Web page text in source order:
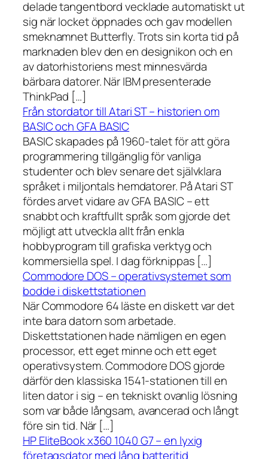
delade tangentbord vecklade automatiskt ut
sig när locket öppnades och gav modellen
smeknamnet Butterfly. Trots sin korta tid på
marknaden blev den en designikon och en
av datorhistoriens mest minnesvärda
bärbara datorer. När IBM presenterade
ThinkPad […]
Från stordator till Atari ST – historien om
BASIC och GFA BASIC
BASIC skapades på 1960-talet för att göra
programmering tillgänglig för vanliga
studenter och blev senare det självklara
språket i miljontals hemdatorer. På Atari ST
fördes arvet vidare av GFA BASIC – ett
snabbt och kraftfullt språk som gjorde det
möjligt att utveckla allt från enkla
hobbyprogram till grafiska verktyg och
kommersiella spel. I dag förknippas […]
Commodore DOS – operativsystemet som
bodde i diskettstationen
När Commodore 64 läste en diskett var det
inte bara datorn som arbetade.
Diskettstationen hade nämligen en egen
processor, ett eget minne och ett eget
operativsystem. Commodore DOS gjorde
därför den klassiska 1541-stationen till en
liten dator i sig – en tekniskt ovanlig lösning
som var både långsam, avancerad och långt
före sin tid. När […]
HP EliteBook x360 1040 G7 – en lyxig
företagsdator med lång batteritid